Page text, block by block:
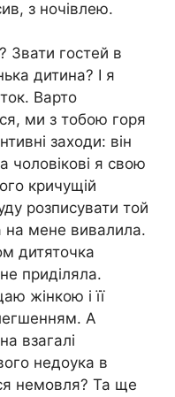
з ночівлею.
Звати гостей в
дитина? І я
Варто
ми з тобою горя
заходи: він
чоловікові я свою
кричущій
розписувати той
на мене вивалила.
дитяточка
приділяла.
жінкою і її
А
взагалі
недоука в
немовля? Та ще